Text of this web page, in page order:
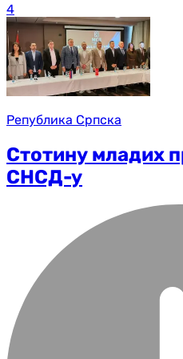
4
Република Српска
Стотину младих
СНСД-у